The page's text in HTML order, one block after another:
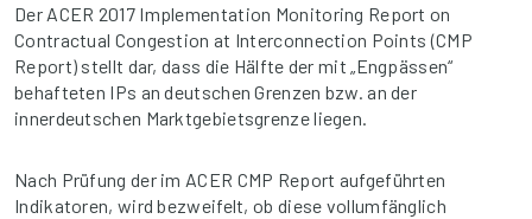
Der ACER 2017 Implementation Monitoring Report on
Contractual Congestion at Interconnection Points (CMP
Report) stellt dar, dass die Hälfte der mit „Engpässen“
behafteten IPs an deutschen Grenzen bzw. an der
innerdeutschen Marktgebietsgrenze liegen.
Nach Prüfung der im ACER CMP Report aufgeführten
Indikatoren, wird bezweifelt, ob diese vollumfänglich